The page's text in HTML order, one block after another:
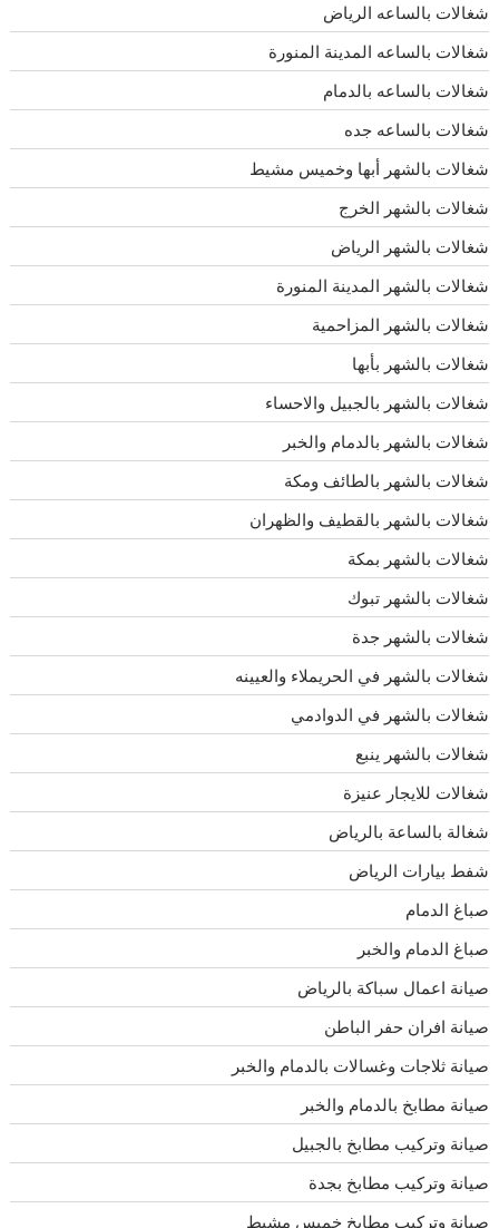
شغالات بالساعه الرياض
شغالات بالساعه المدينة المنورة
شغالات بالساعه بالدمام
شغالات بالساعه جده
شغالات بالشهر أبها وخميس مشيط
شغالات بالشهر الخرج
شغالات بالشهر الرياض
شغالات بالشهر المدينة المنورة
شغالات بالشهر المزاحمية
شغالات بالشهر بأبها
شغالات بالشهر بالجبيل والاحساء
شغالات بالشهر بالدمام والخبر
شغالات بالشهر بالطائف ومكة
شغالات بالشهر بالقطيف والظهران
شغالات بالشهر بمكة
شغالات بالشهر تبوك
شغالات بالشهر جدة
شغالات بالشهر في الحريملاء والعيينه
شغالات بالشهر في الدوادمي
شغالات بالشهر ينبع
شغالات للايجار عنيزة
شغالة بالساعة بالرياض
شفط بيارات الرياض
صباغ الدمام
صباغ الدمام والخبر
صيانة اعمال سباكة بالرياض
صيانة افران حفر الباطن
صيانة ثلاجات وغسالات بالدمام والخبر
صيانة مطابخ بالدمام والخبر
صيانة وتركيب مطابخ بالجبيل
صيانة وتركيب مطابخ بجدة
صيانة وتركيب مطابخ خميس مشيط